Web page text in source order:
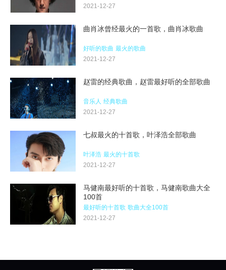
2021-12-27
曲肖冰曾经最火的一首歌，曲肖冰歌曲
好听的歌曲 最火的歌曲
2021-12-27
赵雷的经典歌曲，赵雷最好听的全部歌曲
音乐人 经典歌曲
2021-12-27
七叔最火的十首歌，叶泽浩全部歌曲
叶泽浩 最火的十首歌
2021-12-27
马健南最好听的十首歌，马健南歌曲大全
100首
最好听的十首歌 歌曲大全100首
2021-12-27